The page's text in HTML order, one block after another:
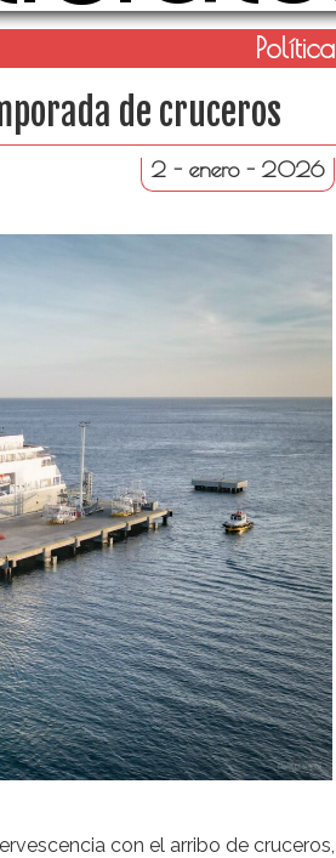
Política
de cruceros
2 - enero - 2026
con el arribo de cruceros,